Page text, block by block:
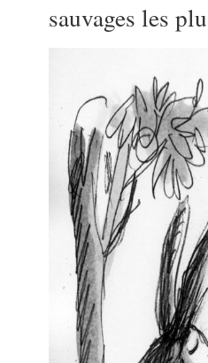
sauvages les